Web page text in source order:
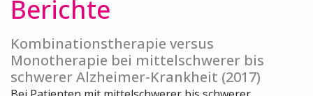
Berichte
Kombinationstherapie versus
Monotherapie bei mittelschwerer bis
schwerer Alzheimer-Krankheit (2017)